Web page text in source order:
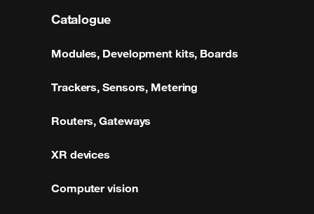
Catalogue
Modules, Development kits, Boards
Trackers, Sensors, Metering
Routers, Gateways
XR devices
Computer vision